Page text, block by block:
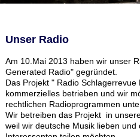
Unser Radio
Am 10.Mai 2013 haben wir unser
Generated Radio" gegründet.
Das Projekt " Radio
kommerzielles betrieben und wir
rechtlichen Radioprogrammen
Wir betreiben das Projekt in
weil wir deutsche Musik lieben und